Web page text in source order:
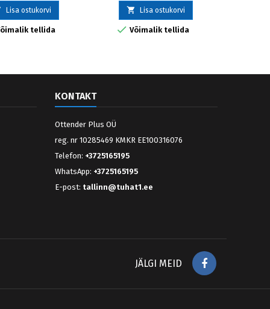
Lisa ostukorvi
tellida
 Lisa ostukorvi
 Võimalik tellida
KONTAKT
Ottender Plus OÜ
reg. nr 10285469 KMKR EE100316076
Telefon: +3725165195
WhatsApp: +3725165195
E-post: tallinn@tuhat1.ee
Facebook
JÄLGI MEID